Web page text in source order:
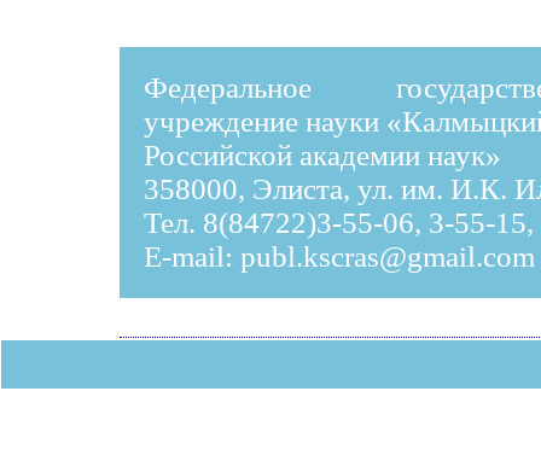
Федеральное
учреждение науки
Российской академии наук»
358000, Элиста, ул. им. И.К.
Тел. 8(84722)3-55-06, 3-55-
E-mail: publ.kscras@gmail.com